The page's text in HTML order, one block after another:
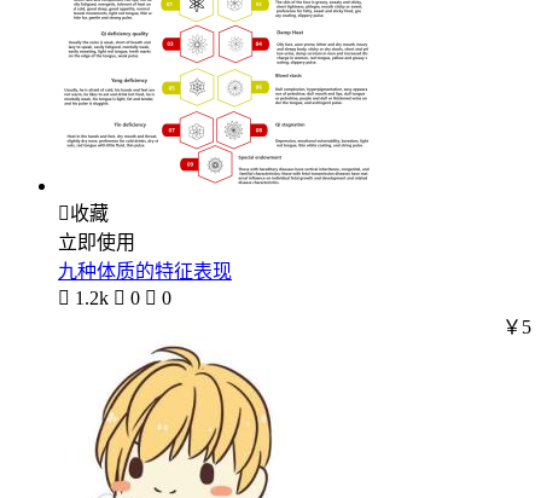
收藏
立即使用
九种体质的特征表现
 1.2k  0  0
￥5